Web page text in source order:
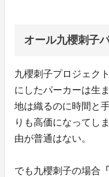
オール九櫻刺子
九櫻刺子プロジェク
にしたパーカーは生
地は織るのに時間と
りも高価になってし
由が普通はない。
でも九櫻刺子の場合